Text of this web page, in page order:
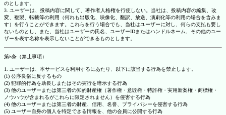
のとします。
3. ユーザーは、投稿内容に関して、著作者人格権を行使しない。当社は、投稿内容の編集、改
変、複製、転載等の利用（何れも出版化、映像化、翻訳、放送、演劇化等の利用の場合を含みま
す）を行うことができます。これらを行う場合でも、当社はユーザーに対し、何らの支払も要し
ないものとし、また、当社はユーザーの氏名、ユーザーIDまたはハンドルネーム、その他のユー
ザーを表す名称を表示しないことができるものとします。
第5条（禁止事項）
1. ユーザーは、本サービスを利用するにあたり、以下に該当する行為を禁止します。
(1) 公序良俗に反するもの
(2) 犯罪的行為を助長しまたはその実行を暗示する行為
(3) 他のユーザーまたは第三者の知的財産権（著作権・意匠権・特許権・実用新案権・商標権・
ノウハウが含まれるがこれらに限定されません）を侵害する行為
(4) 他のユーザーまたは第三者の財産、信用、名誉、プライバシーを侵害する行為
(5) ユーザー自身の個人を特定できる情報を、他の会員に公開する行為